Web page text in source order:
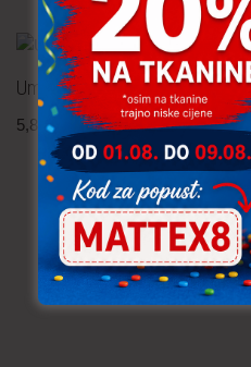
Umjetno krzno
5,80€ uključ. PDV po metru